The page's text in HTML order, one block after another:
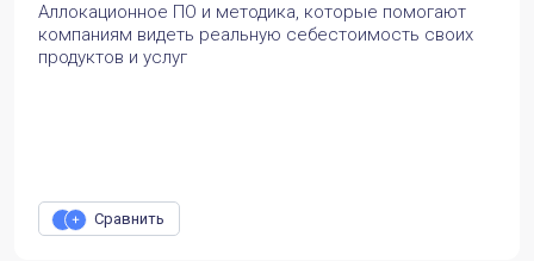
Аллокационное ПО и методика, которые помогают
компаниям видеть реальную себестоимость своих
продуктов и услуг
Сравнить